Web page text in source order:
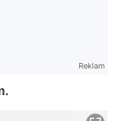
Reklam